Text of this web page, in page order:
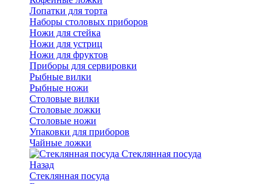
Лопатки для торта
Наборы столовых приборов
Ножи для стейка
Ножи для устриц
Ножи для фруктов
Приборы для сервировки
Рыбные вилки
Рыбные ножи
Столовые вилки
Столовые ложки
Столовые ножи
Упаковки для приборов
Чайные ложки
Стеклянная посуда
Назад
Стеклянная посуда